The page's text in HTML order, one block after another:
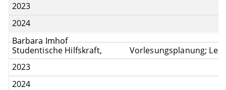
2023
2024
Barbara Imhof
Studentische Hilfskraft,
Vorlesungsplanung;
2023
2024